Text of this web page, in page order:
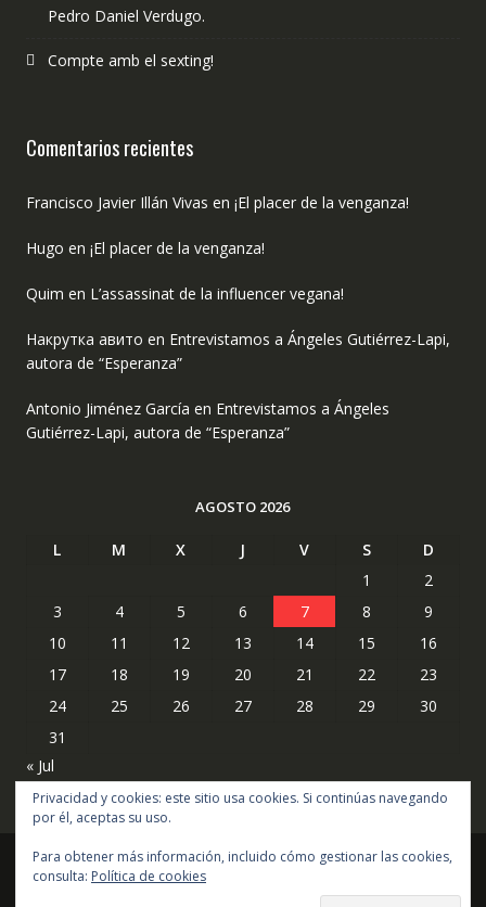
Pedro Daniel Verdugo.
Compte amb el sexting!
Comentarios recientes
Francisco Javier Illán Vivas en ¡El placer de la venganza!
Hugo en ¡El placer de la venganza!
Quim en L’assassinat de la influencer vegana!
Накрутка авито en Entrevistamos a Ángeles Gutiérrez-Lapi,
autora de “Esperanza”
Antonio Jiménez García en Entrevistamos a Ángeles
Gutiérrez-Lapi, autora de “Esperanza”
AGOSTO 2026
L M X J V S
D
1
2
3
4 5 6 7 8
9
10
11 12 13 14 15
16
17
18 19 20 21 22
23
24
25 26 27 28 29
30
31
« Jul
Copyright © todos los derechos reservados
Privacidad y cookies: este sitio usa cookies. Si continúas navegando
por él, aceptas su uso.
Para obtener más información, incluido cómo gestionar las cookies,
consulta: Política de cookies